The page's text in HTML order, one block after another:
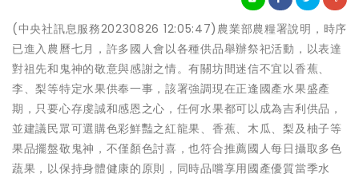
(中央社訊息服務20230826 12:05:47)農業部農糧署說明，時序
已進入農曆七月，許多國人會以各種供品舉辦祭祀活動，以表達
對祖先和鬼神的敬意與感謝之情。有關坊間迷信不宜以香蕉、
李、梨等特定水果供奉一事，該署強調現在正逢國產水果盛產
期，只要心存虔誠和感恩之心，任何水果都可以成為吉利供品，
並建議民眾可選購色彩鮮豔之紅龍果、香蕉、木瓜、梨及柚子等
果品擺盤敬鬼神，不僅顏色討喜，也符合推薦國人每日攝取多色
蔬果，以保持身體健康的原則，同時品嚐享用國產優質當季水